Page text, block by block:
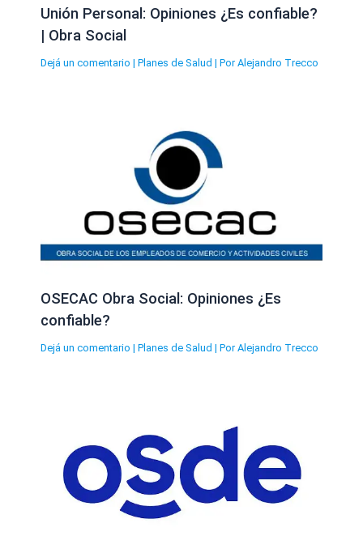
Unión Personal: Opiniones ¿Es confiable?
| Obra Social
Dejá un comentario | Planes de Salud | Por Alejandro Trecco
OSECAC Obra Social: Opiniones ¿Es
confiable?
Dejá un comentario | Planes de Salud | Por Alejandro Trecco